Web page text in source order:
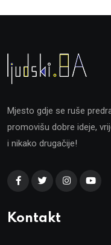
Mjesto gdje se ruše
promovišu dobre ideje,
i nikako drugačije!
Kontakt